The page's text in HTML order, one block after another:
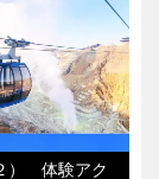
） 体験アク